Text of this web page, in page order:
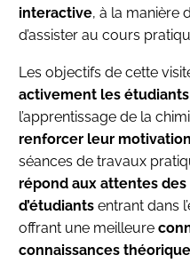
interactive, à la manière
d’assister au cours
Les objectifs de cette
activement les étudiants
l’apprentissage de la
renforcer leur
séances de travaux
répond aux attentes
d’étudiants entrant dans
offrant une meilleure
connaissances